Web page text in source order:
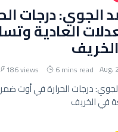
الجوي: درجات
العادية
6 mins read
186 views
درجات الحرارة في أوت
في الخريف